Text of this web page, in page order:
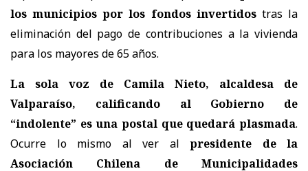
los municipios por los fondos invertidostras la
eliminación del pago de contribuciones a la vivienda
para los mayores de 65 años.
La sola voz de Camila Nieto, alcaldesa de
Valparaíso, calificando al Gobierno de
“indolente” es una postal que quedará plasmada.
Ocurre lo mismo al ver al presidente de la
Asociación Chilena de Municipalidades